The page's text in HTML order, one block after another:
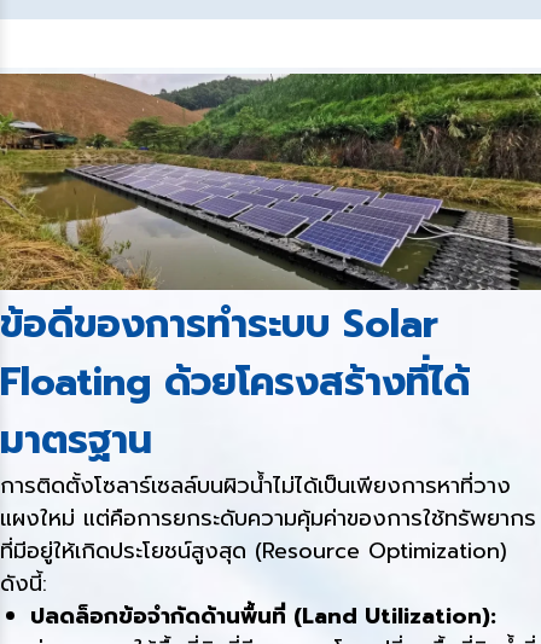
ข้อดีของการทำระบบ Solar
Floating ด้วยโครงสร้างที่ได้
มาตรฐาน
การติดตั้งโซลาร์เซลล์บนผิวน้ำไม่ได้เป็นเพียงการหาที่วาง
แผงใหม่ แต่คือการยกระดับความคุ้มค่าของการใช้ทรัพยากร
ที่มีอยู่ให้เกิดประโยชน์สูงสุด (Resource Optimization)
ดังนี้:
ปลดล็อกข้อจำกัดด้านพื้นที่ (Land Utilization):